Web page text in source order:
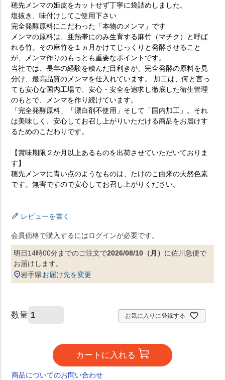
ご利用ガイド
会社情報 個人情報の取扱
特定商取引法に基づく表示 コーポレートサイト
穂先メンマの姫皮をカットせず丁寧に袋詰めしました。
塩抜き、味付けしてご使用下さい
完全発酵原料にこだわった「本物のメンマ」です
メンマの原料は、亜熱帯にのみ生育する麻竹（マチク）と呼ば
れる竹。その麻竹を１ヵ月かけてじっくりと発酵させること
が、メンマ作りのもっとも重要なポイントです。
当社では、長年の経験を積んだ目利きが、完全発酵の原料を見
分け、最高品質のメンマを仕入れています。 加工は、何と言っ
ても安心な国内工場で、安心・安全を追求し徹底した衛生管理
のもとで、メンマを作り続けています。
「完全発酵原料」「漂白剤不使用」そして「国内加工」。それ
は美味しく、安心してお召し上がりいただける商品をお届けす
るためのこだわりです。
【賞味期限２か月以上あるものを出荷させていただいておりま
す】
穂先メンマに青い点のようなものは、たけのこ由来の天然色素
です。無害ですので安心してお召し上がりください。
レビューを書く
会員価格で購入するにはログインが必要です。
明日14時00分までのご注文で2026/08/10（月） に佐川急便で
お届けします。
岩手県お届け先を変更
お気に入りに登録する
カートに入れる
商品についてのお問い合わせ